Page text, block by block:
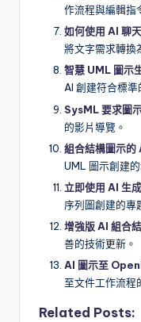
作流程與編輯指
如何使用 AI 聊
將文字需求轉換
智慧 UML 圖示
AI 創建符合標準
SysML 要求圖
的影片導覽。
組合結構圖示的
UML 圖示創建的
立即使用 AI 生
序列圖創建的專
增強版 AI 組合
善的技術更新。
AI 圖示至
至文件工作流程
Related Posts: